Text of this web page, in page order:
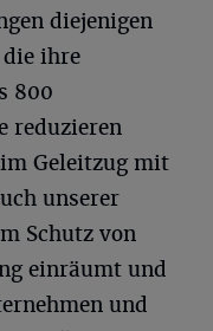
diejenigen
die ihre
800
reduzieren
Geleitzug mit
unserer
Schutz von
einräumt und
und